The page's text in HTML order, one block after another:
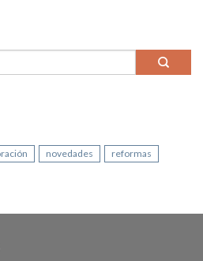
novedades reformas